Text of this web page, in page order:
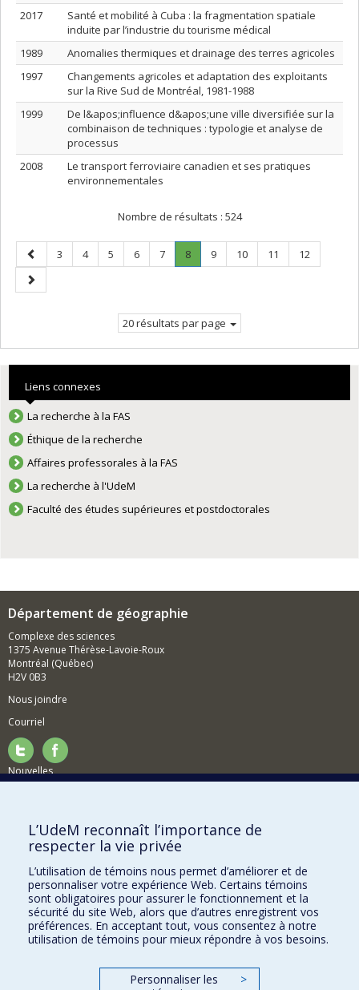
2017
Santé et mobilité à Cuba : la fragmentation spatiale
induite par l’industrie du tourisme médical
1989
Anomalies thermiques et drainage des terres agricoles
1997
Changements agricoles et adaptation des exploitants
sur la Rive Sud de Montréal, 1981-1988
1999
De l&apos;influence d&apos;une ville diversifiée sur la
combinaison de techniques : typologie et analyse de
processus
2008
Le transport ferroviaire canadien et ses pratiques
environnementales
Nombre de résultats : 524
Page
précédente
Page
3 Page
4 Page
5 Page
6 Page
7 Page
8.
Page
Page
9 Page
10 Page
11 Page
12
Page
suivante
20 résultats par page
Liens connexes
La recherche à la FAS
Éthique de la recherche
Affaires professorales à la FAS
La recherche à l'UdeM
Faculté des études supérieures et postdoctorales
Département de géographie
Complexe des sciences
1375 Avenue Thérèse-Lavoie-Roux
Montréal (Québec)
H2V 0B3
Nous joindre
Courriel
Nouvelles
Comment soutenir le Département?
BESOIN D'AIDE?
Plan du site
Signaler une erreur
Accessibilité
FACULTÉ DES ARTS ET DES SCIENCES
Nos départements et écoles
L’UdeM reconnaît l’importance de
respecter la vie privée
L’utilisation de témoins nous permet d’améliorer et de
personnaliser votre expérience Web. Certains témoins
sont obligatoires pour assurer le fonctionnement et la
sécurité du site Web, alors que d’autres enregistrent vos
préférences. En acceptant tout, vous consentez à notre
utilisation de témoins pour mieux répondre à vos besoins.
Personnaliser les
>